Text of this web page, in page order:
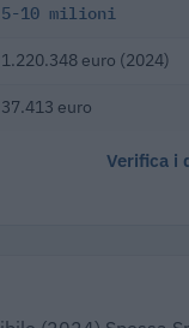
5-10 milioni
1.220.348 euro (2024)
37.413 euro
Verifica i